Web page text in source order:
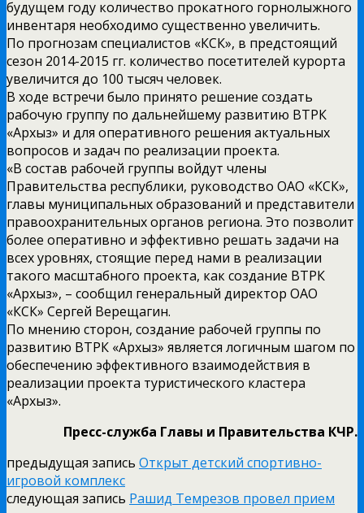
будущем году количество прокатного горнолыжного
инвентаря необходимо существенно увеличить.
По прогнозам специалистов «КСК», в предстоящий
сезон 2014-2015 гг. количество посетителей курорта
увеличится до 100 тысяч человек.
В ходе встречи было принято решение создать
рабочую группу по дальнейшему развитию ВТРК
«Архыз» и для оперативного решения актуальных
вопросов и задач по реализации проекта.
«В состав рабочей группы войдут члены
Правительства республики, руководство ОАО «КСК»,
главы муниципальных образований и представители
правоохранительных органов региона. Это позволит
более оперативно и эффективно решать задачи на
всех уровнях, стоящие перед нами в реализации
такого масштабного проекта, как создание ВТРК
«Архыз», – сообщил генеральный директор ОАО
«КСК» Сергей Верещагин.
По мнению сторон, создание рабочей группы по
развитию ВТРК «Архыз» является логичным шагом по
обеспечению эффективного взаимодействия в
реализации проекта туристического кластера
«Архыз».
Пресс-служба Главы и Правительства КЧР.
предыдущая запись Открыт детский спортивно-
игровой комплекс
следующая запись Рашид Темрезов провел прием